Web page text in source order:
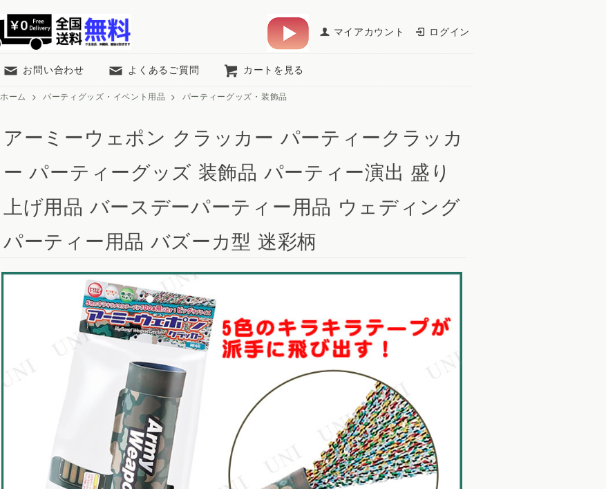
マイアカウント ログイン
お問い合わせ よくあるご質問 カートを見る
ホーム > パーティグッズ・イベント用品 > パーティーグッズ・装飾品
アーミーウェポン クラッカー パーティークラッカ
ー パーティーグッズ 装飾品 パーティー演出 盛り
上げ用品 バースデーパーティー用品 ウェディング
パーティー用品 バズーカ型 迷彩柄